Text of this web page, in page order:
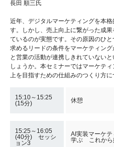
長田 順三氏
近年、デジタルマーケティングを本
す。しかし、売上向上に繋がった成
ているのが実態です。その原因のひ
求めるリードの条件をマーケティン
と営業の活動が連携しきれていない
しょうか。本セミナーではマーケテ
上を目指すための仕組みのつくり方に
15:10～15:25
(15分)
休憩
15:25～16:05
(40分) セッシ
ョン3
AI実装マーケ
学ぶ これから